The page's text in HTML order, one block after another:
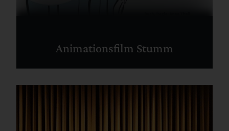
Animationsfilm Stumm